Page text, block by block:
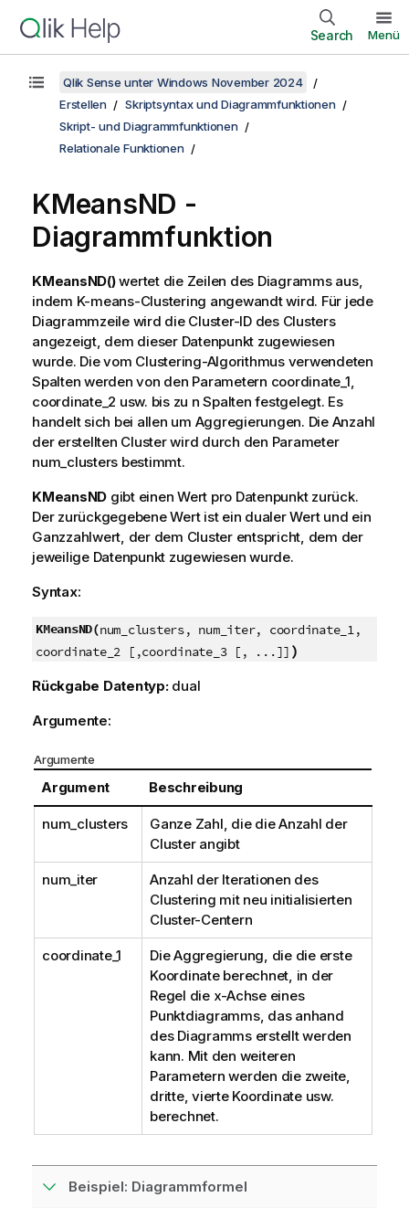
Search Menü
Qlik Sense unter Windows November 2024
Erstellen
Skriptsyntax und Diagrammfunktionen
Skript- und Diagrammfunktionen
Relationale Funktionen
KMeansND -
Diagrammfunktion
KMeansND()wertet die Zeilen des Diagramms aus,
indem K-means-Clustering angewandt wird. Für jede
Diagrammzeile wird die Cluster-ID des Clusters
angezeigt, dem dieser Datenpunkt zugewiesen
wurde. Die vom Clustering-Algorithmus verwendeten
Spalten werden von den Parametern coordinate_1,
coordinate_2 usw. bis zu n Spalten festgelegt. Es
handelt sich bei allen um Aggregierungen. Die Anzahl
der erstellten Cluster wird durch den Parameter
num_clusters bestimmt.
KMeansND gibt einen Wert pro Datenpunkt zurück.
Der zurückgegebene Wert ist ein dualer Wert und ein
Ganzzahlwert, der dem Cluster entspricht, dem der
jeweilige Datenpunkt zugewiesen wurde.
Syntax:
KMeansND(num_clusters, num_iter, coordinate_1,
coordinate_2 [,coordinate_3 [, ...]] )
Rückgabe Datentyp: dual
Argumente:
Argumente
Argument Beschreibung
num_clusters
Ganze Zahl, die die Anzahl der
Cluster angibt
num_iter
Anzahl der Iterationen des
Clustering mit neu initialisierten
Cluster-Centern
coordinate_1
Die Aggregierung, die die erste
Koordinate berechnet, in der
Regel die x-Achse eines
Punktdiagramms, das anhand
des Diagramms erstellt werden
kann. Mit den weiteren
Parametern werden die zweite,
dritte, vierte Koordinate usw.
berechnet.
Beispiel: Diagrammformel